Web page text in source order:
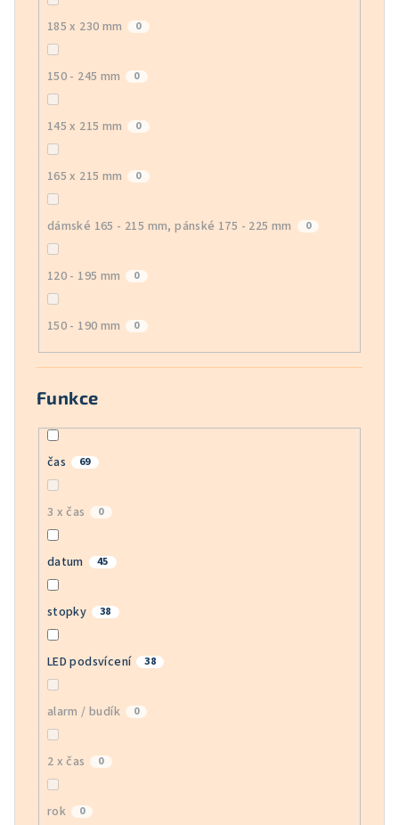
185 x 230 mm 0
150 - 245 mm 0
145 x 215 mm 0
165 x 215 mm 0
dámské 165 - 215 mm, pánské 175 - 225 mm 0
120 - 195 mm 0
150 - 190 mm 0
Funkce
čas 69
3 x čas 0
datum 45
stopky 38
LED podsvícení 38
alarm / budík 0
2 x čas 0
rok 0